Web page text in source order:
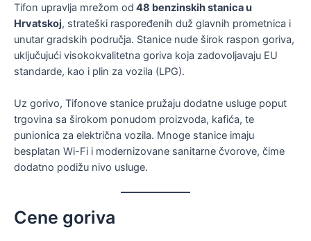
Tifon upravlja mrežom od 48 benzinskih stanica u
Hrvatskoj, strateški raspoređenih duž glavnih prometnica i
unutar gradskih područja. Stanice nude širok raspon goriva,
uključujući visokokvalitetna goriva koja zadovoljavaju EU
standarde, kao i plin za vozila (LPG).
Uz gorivo, Tifonove stanice pružaju dodatne usluge poput
trgovina sa širokom ponudom proizvoda, kafića, te
punionica za električna vozila. Mnoge stanice imaju
besplatan Wi-Fi i modernizovane sanitarne čvorove, čime
dodatno podižu nivo usluge.
Cene goriva